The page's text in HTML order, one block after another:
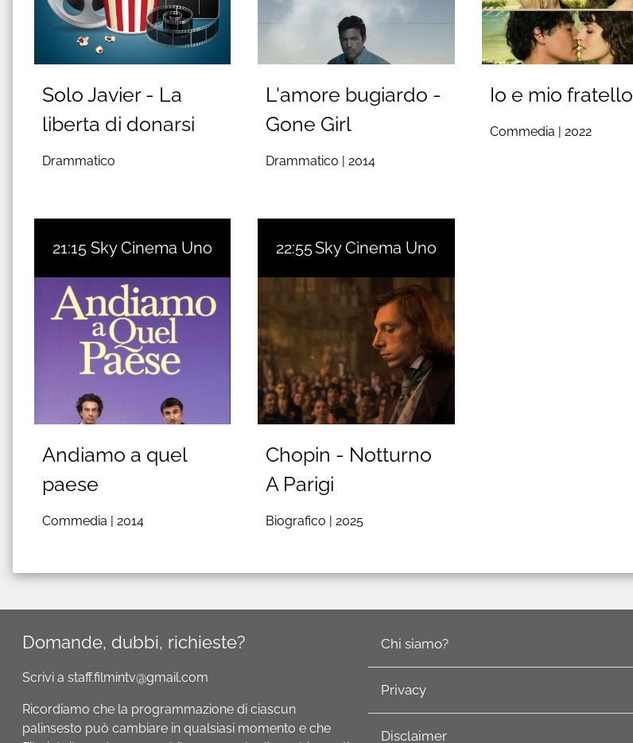
Solo Javier - La
liberta di donarsi
Drammatico
L'amore bugiardo -
Gone Girl
Drammatico |2014
Io e mio fratello
Commedia | 2022
21:15 Sky Cinema Uno
Andiamo a quel
paese
Commedia | 2014
22:55Sky Cinema Uno
Chopin - Notturno
A Parigi
Biografico |2025
Domande, dubbi, richieste?
Scrivi a staff.filmintv@gmail.com
Ricordiamo che la programmazione di ciascun
palinsesto può cambiare in qualsiasi momento e che
Chi siamo?
Privacy
Disclaimer